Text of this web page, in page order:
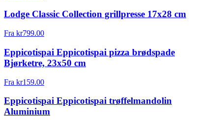
Lodge Classic Collection grillpresse 17x28 cm
Fra kr799.00
Eppicotispai Eppicotispai pizza brødspade
Bjørketre, 23x50 cm
Fra kr159.00
Eppicotispai Eppicotispai trøffelmandolin
Aluminium